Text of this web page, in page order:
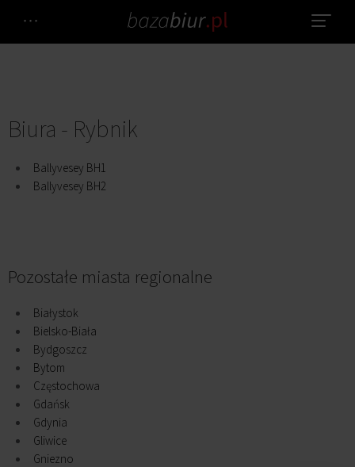
Biura - Rybnik
Ballyvesey BH1
Ballyvesey BH2
Pozostałe miasta regionalne
Białystok
Bielsko-Biała
Bydgoszcz
Bytom
Częstochowa
Gdańsk
Gdynia
Gliwice
Gniezno